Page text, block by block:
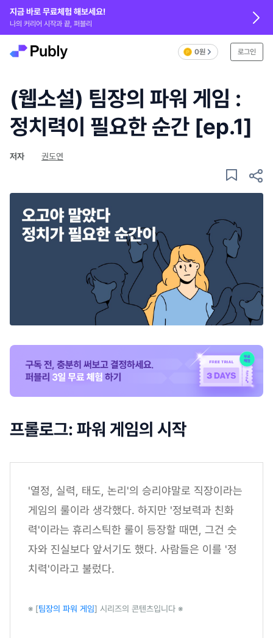
지금 바로 무료체험 해보세요!
나의 커리어 시작과 끝, 퍼블리
0원 로그인
(웹소설) 팀장의 파워 게임 :
정치력이 필요한 순간 [ep.1]
저자 권도연
프롤로그: 파워 게임의 시작
'열정, 실력, 태도, 논리'의 승리야말로 직장이라는
게임의 룰이라 생각했다. 하지만 '정보력과 친화
력'이라는 휴리스틱한 룰이 등장할 때면, 그건 숫
자와 진실보다 앞서기도 했다. 사람들은 이를 '정
치력'이라고 불렀다.
※ [팀장의 파워 게임] 시리즈의 콘텐츠입니다 ※